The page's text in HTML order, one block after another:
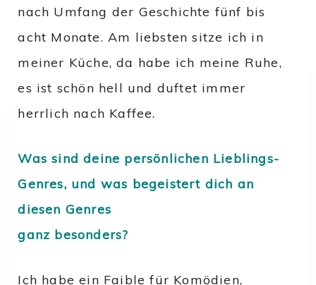
nach Umfang der Geschichte fünf bis
acht Monate. Am liebsten sitze ich in
meiner Küche, da habe ich meine Ruhe,
es ist schön hell und duftet immer
herrlich nach Kaffee.
Was sind deine persönlichen Lieblings-
Genres, und was begeistert dich an
diesen Genres
ganz besonders?
Ich habe ein Faible für Komödien,